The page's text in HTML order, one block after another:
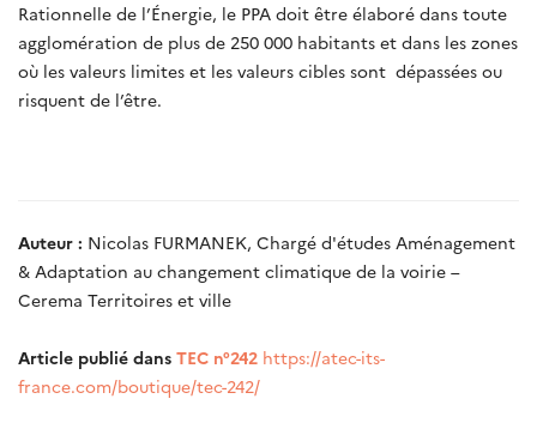
Rationnelle de l’Énergie, le PPA doit être élaboré dans toute
agglomération de plus de 250 000 habitants et dans les zones
où les valeurs limites et les valeurs cibles sont dépassées ou
risquent de l’être.
Auteur : Nicolas FURMANEK, Chargé d'études Aménagement
& Adaptation au changement climatique de la voirie –
Cerema Territoires et ville
Article publié dans TEC n°242 https://atec-its-
france.com/boutique/tec-242/